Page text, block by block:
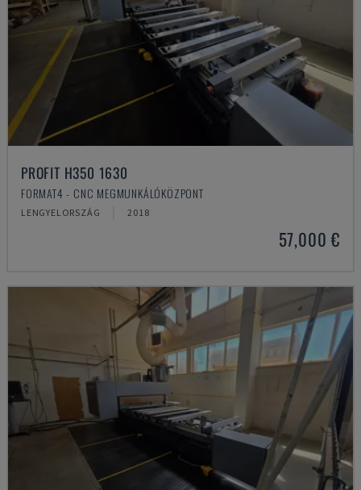
PROFIT H350 1630
FORMAT4 - CNC MEGMUNKÁLÓKÖZPONT
LENGYELORSZÁG 2018
57,000 €